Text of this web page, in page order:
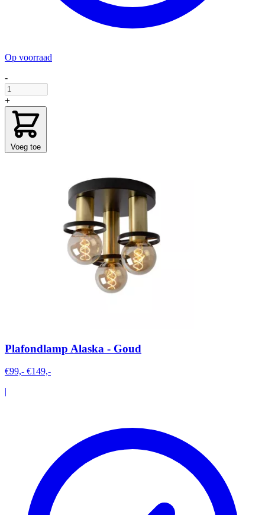
Op voorraad
-
+
Voeg toe
Plafondlamp Alaska - Goud
€99,- €149,-
|